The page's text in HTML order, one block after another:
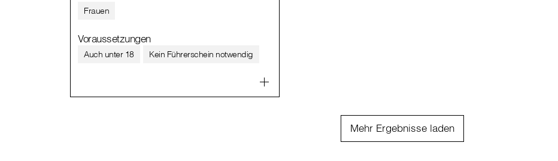
Frauen
Voraussetzungen
Auch unter 18 Kein Führerschein notwendig
Mehr Ergebnisse laden